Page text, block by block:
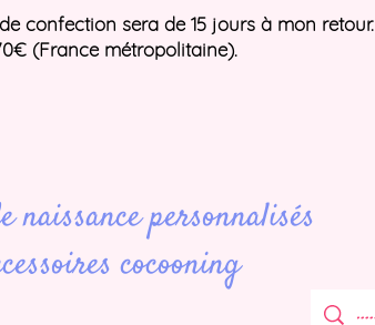
confection sera de 15 jours à mon retour.
(France métropolitaine).
naissance personnalisés
cocooning